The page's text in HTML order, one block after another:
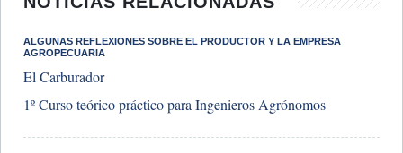
ALGUNAS REFLEXIONES SOBRE EL PRODUCTOR Y LA EMPRESA
AGROPECUARIA
El Carburador
1º Curso teórico práctico para Ingenieros Agrónomos